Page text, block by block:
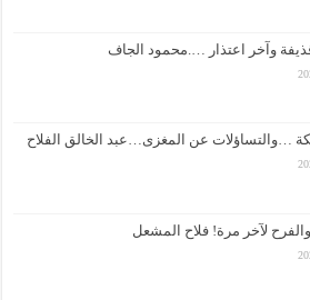
وآخر اعتذار ….محمود الجاف
مكة …والتساؤلات عن المغزى…عبد الخالق الفلاح